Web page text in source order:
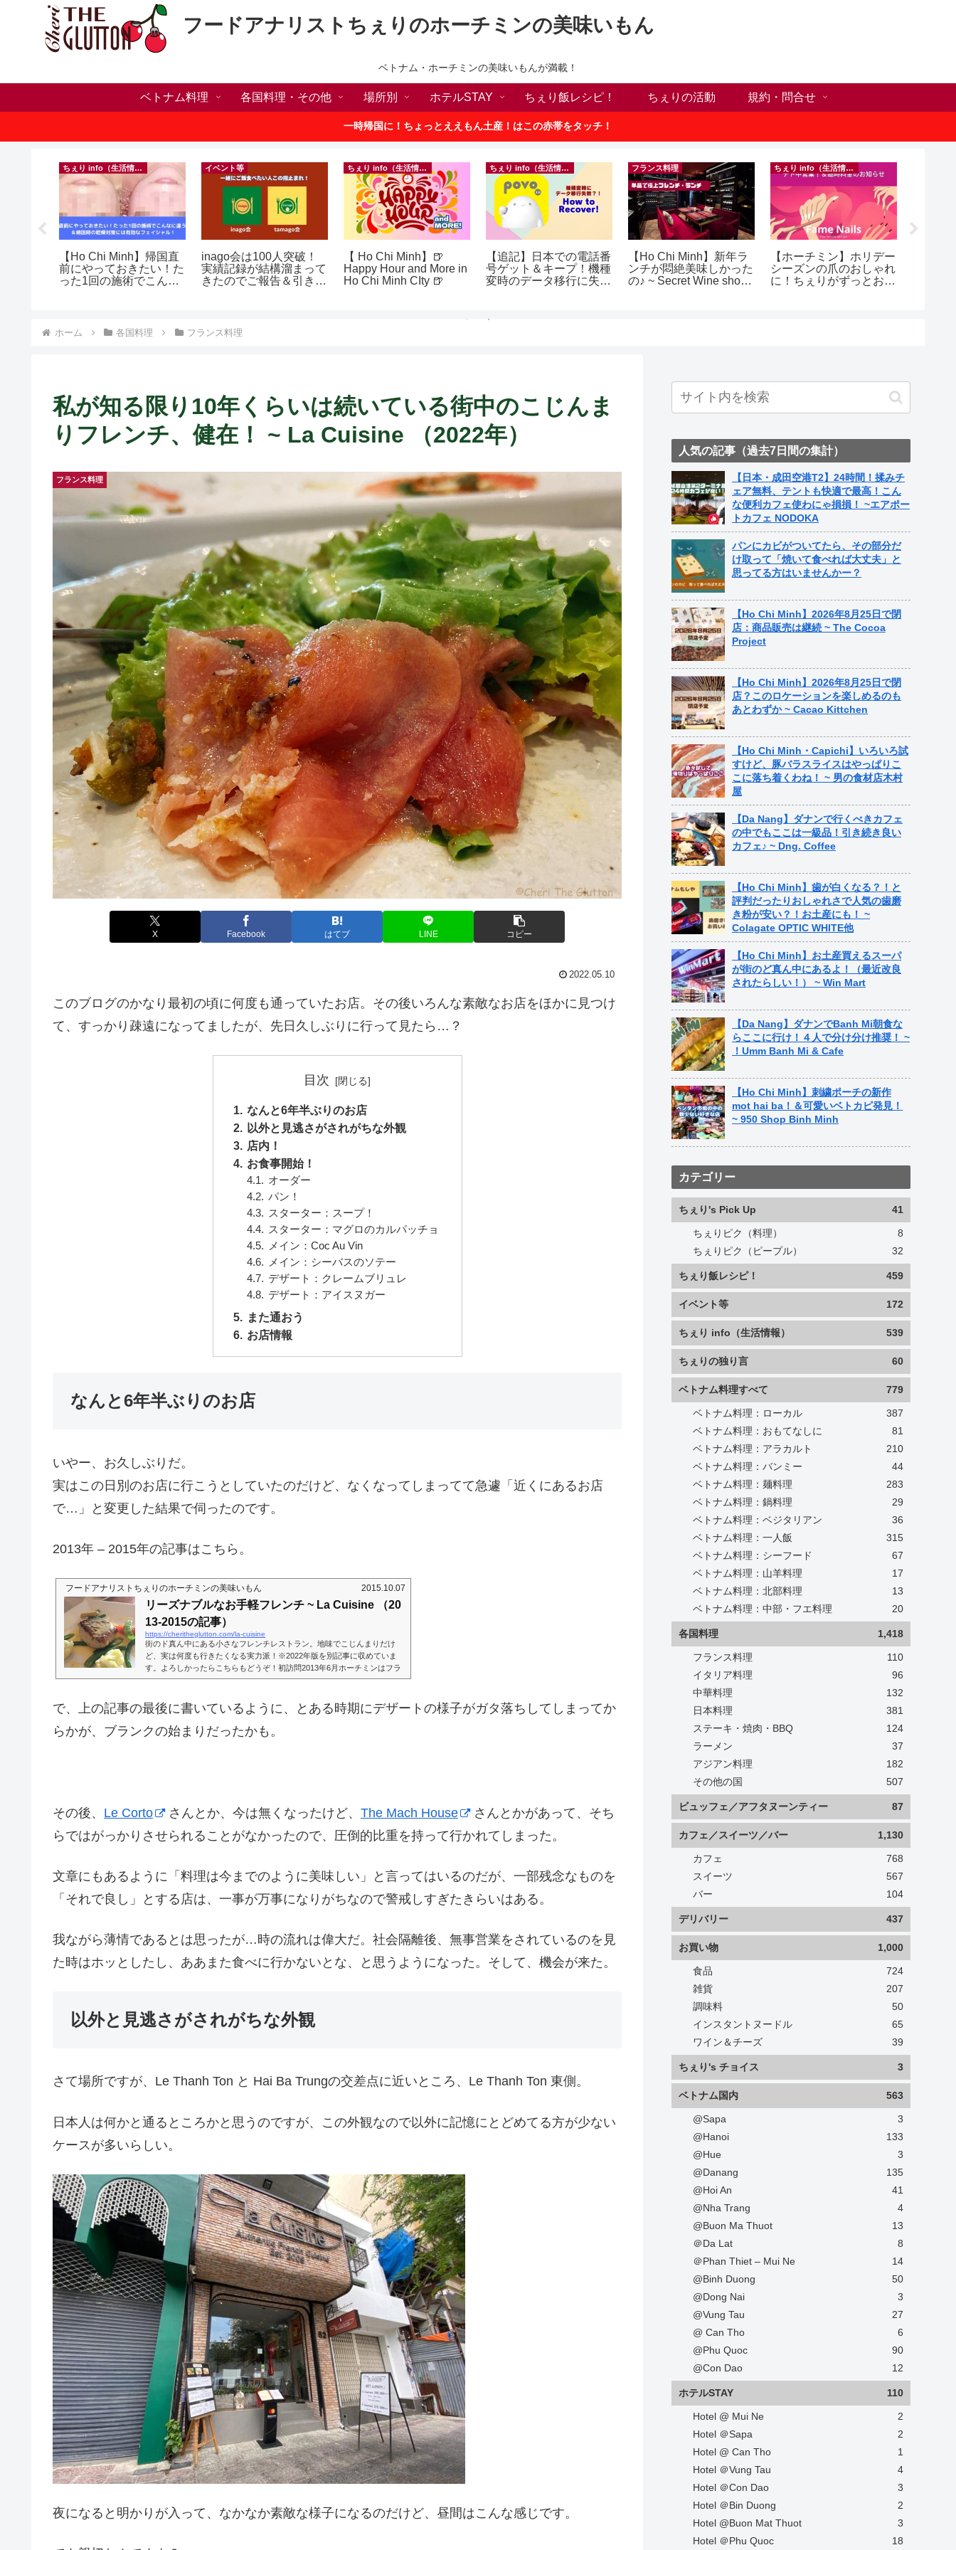
フードアナリストちぇりのホーチミンの美味いもん
ベトナム・ホーチミンの美味いもんが満載！
ベトナム料理 各国料理・その他 場所別 ホテルSTAY ちぇり飯レシピ！ ちぇりの活動 規約・問合せ
一時帰国に！ちょっとええもん土産！はこの赤帯をタッチ！
ちぇり info（生活情報）
【Ho Chi Minh】帰国直
前にやっておきたい！た
った1回の施術でこんな
イベント等
inago会は100人突破！
実績記録が結構溜まって
きたのでご報告＆引き続
ちぇり info（生活情報）
【 Ho Chi Minh】🍺
Happy Hour and More in
Ho Chi Minh CIty 🍺
ちぇり info（生活情報）
【追記】日本での電話番
号ゲット＆キープ！機種
変時のデータ移行に失敗
フランス料理
【Ho Chi Minh】新年ラ
ンチが悶絶美味しかった
の♪ ~ Secret Wine shop
ちぇり info（生活情報）
【ホーチミン】ホリデー
シーズンの爪のおしゃれ
に！ちぇりがずっとお世
ホーム 各国料理 フランス料理
私が知る限り10年くらいは続いている街中のこじんま
りフレンチ、健在！ ~ La Cuisine （2022年）
フランス料理
X Facebook はてブ LINE コピー
2022.05.10
このブログのかなり最初の頃に何度も通っていたお店。その後いろんな素敵なお店をほかに見つけ
て、すっかり疎遠になってましたが、先日久しぶりに行って見たら…？
目次
なんと6年半ぶりのお店
以外と見逃さがされがちな外観
店内！
お食事開始！
オーダー
パン！
スターター：スープ！
スターター：マグロのカルパッチョ
メイン：Coc Au Vin
メイン：シーバスのソテー
デザート：クレームブリュレ
デザート：アイスヌガー
また通おう
お店情報
なんと6年半ぶりのお店
いやー、お久しぶりだ。
実はこの日別のお店に行こうとしていたのだけど、なくなってしまってて急遽「近くにあるお店
で…」と変更した結果で伺ったのです。
2013年 – 2015年の記事はこちら。
フードアナリストちぇりのホーチミンの美味いもん 2015.10.07
リーズナブルなお手軽フレンチ ~ La Cuisine （20
13-2015の記事）
https://cheritheglutton.com/la-cuisine
街のド真ん中にある小さなフレンチレストラン。地味でこじんまりだけ
ど、実は何度も行きたくなる実力派！※2022年版を別記事に収めていま
す。よろしかったらこちらもどうぞ！初訪問2013年6月ホーチミンはフラ
ンス文化が息づく街。ってことで、フランス料理のお店もふんだんにあり
00円も出せば豪奢な雰囲気の中で楽しめるお店もたくさんあるし、ディナ
ーだって、同質の物を求めた場合、日本よりも、よっぽどお手軽。南国と
いう環境もあって、ドレスコードもさほど厳...
で、上の記事の最後に書いているように、とある時期にデザートの様子がガタ落ちしてしまってか
らかが、ブランクの始まりだったかも。
その後、 Le Corto さんとか、今は無くなったけど、 The Mach House
さんとかがあって、そち
らではがっかりさせられることがなかったので、圧倒的比重を持って行かれてしまった。
文章にもあるように「料理は今までのように美味しい」と言ってはいるのだが、一部残念なものを
「それで良し」とする店は、一事が万事になりがちなので警戒しすぎたきらいはある。
我ながら薄情であるとは思ったが…時の流れは偉大だ。社会隔離後、無事営業をされているのを見
た時はホッとしたし、ああまた食べに行かないとな、と思うようになった。そして、機会が来た。
以外と見逃さがされがちな外観
さて場所ですが、Le Thanh Ton と Hai Ba Trungの交差点に近いところ、Le Thanh Ton 東側。
日本人は何かと通るところかと思うのですが、この外観なので以外に記憶にとどめてる方が少ない
ケースが多いらしい。
夜になると明かりが入って、なかなか素敵な様子になるのだけど、昼間はこんな感じです。
人気の記事（過去7日間の集計）
【日本・成田空港T2】24時間！揉みチ
ェア無料、テントも快適で最高！こん
な便利カフェ使わにゃ損損！ ~エアポー
トカフェ NODOKA
パンにカビがついてたら、その部分だ
け取って「焼いて食べれば大丈夫」と
思ってる方はいませんかー？
【Ho Chi Minh】2026年8月25日で閉
店：商品販売は継続 ~ The Cocoa
Project
【Ho Chi Minh】2026年8月25日で閉
店？このロケーションを楽しめるのも
あとわずか ~ Cacao Kittchen
【Ho Chi Minh・Capichi】いろいろ試
すけど、豚バラスライスはやっぱりこ
こに落ち着くわね！ ~ 男の食材店木村
屋
【Da Nang】ダナンで行くべきカフェ
の中でもここは一級品！引き続き良い
カフェ♪ ~ Dng. Coffee
【Ho Chi Minh】歯が白くなる？！と
評判だったりおしゃれさで人気の歯磨
き粉が安い？！お土産にも！ ~
Colagate OPTIC WHITE他
【Ho Chi Minh】お土産買えるスーパ
が街のど真ん中にあるよ！（最近改良
されたらしい！） ~ Win Mart
【Da Nang】ダナンでBanh Mi朝食な
らここに行け！４人で分け分け推奨！ ~
！Umm Banh Mi & Cafe
【Ho Chi Minh】刺繍ポーチの新作
mot hai ba！＆可愛いベトカピ発見！
~ 950 Shop Binh Minh
カテゴリー
ちぇり's Pick Up 41
ちぇりピク（料理）
8
ちぇりピク（ピープル）
32
ちぇり飯レシピ！ 459
イベント等 172
ちぇり info（生活情報） 539
ちぇりの独り言 60
ベトナム料理すべて 779
ベトナム料理：ローカル
387
ベトナム料理：おもてなしに
81
ベトナム料理：アラカルト
210
ベトナム料理：バンミー
44
ベトナム料理：麺料理
283
ベトナム料理：鍋料理
29
ベトナム料理：ベジタリアン
36
ベトナム料理：一人飯
315
ベトナム料理：シーフード
67
ベトナム料理：山羊料理
17
ベトナム料理：北部料理
13
ベトナム料理：中部・フエ料理
20
各国料理 1,418
フランス料理
110
イタリア料理
96
中華料理
132
日本料理
381
ステーキ・焼肉・BBQ
124
ラーメン
37
アジアン料理
182
その他の国
507
ビュッフェ／アフタヌーンティー 87
カフェ／スイーツ／バー 1,130
カフェ
768
スイーツ
567
バー
104
デリバリー 437
お買い物 1,000
食品
724
雑貨
207
調味料
50
インスタントヌードル
65
ワイン＆チーズ
39
ちぇり's チョイス 3
ベトナム国内 563
@Sapa
3
@Hanoi
133
@Hue
3
@Danang
135
@Hoi An
41
@Nha Trang
4
@Buon Ma Thuot
13
＠Da Lat
8
＠Phan Thiet – Mui Ne
14
@Binh Duong
50
@Dong Nai
3
@Vung Tau
27
@ Can Tho
6
@Phu Quoc
90
@Con Dao
12
ホテルSTAY 110
Hotel @ Mui Ne
2
Hotel ＠Sapa
2
Hotel @ Can Tho
1
Hotel ＠Vung Tau
4
Hotel ＠Con Dao
3
Hotel ＠Bin Duong
2
Hotel @Buon Mat Thuot
3
Hotel ＠Phu Quoc
18